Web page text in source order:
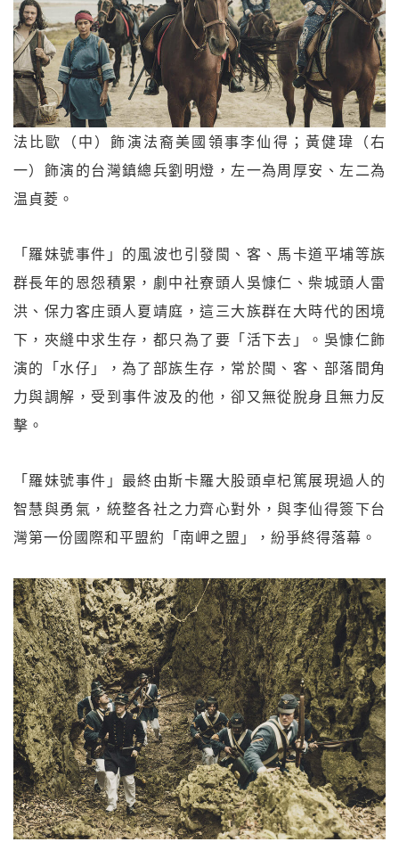
法比歐（中）飾演法裔美國領事李仙得；黃健瑋（右
一）飾演的台灣鎮總兵劉明燈，左一為周厚安、左二為
温貞菱。
「羅妹號事件」的風波也引發閩、客、馬卡道平埔等族
群長年的恩怨積累，劇中社寮頭人吳慷仁、柴城頭人雷
洪、保力客庄頭人夏靖庭，這三大族群在大時代的困境
下，夾縫中求生存，都只為了要「活下去」。吳慷仁飾
演的「水仔」，為了部族生存，常於閩、客、部落間角
力與調解，受到事件波及的他，卻又無從脫身且無力反
擊。
「羅妹號事件」最終由斯卡羅大股頭卓杞篤展現過人的
智慧與勇氣，統整各社之力齊心對外，與李仙得簽下台
灣第一份國際和平盟約「南岬之盟」，紛爭終得落幕。